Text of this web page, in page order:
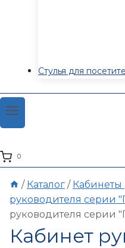
Стулья для
0
/ Каталог / Кабинеты
руководителя серии
руководителя серии
Кабинет